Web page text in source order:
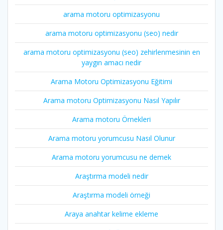
arama motoru optimizasyonu
arama motoru optimizasyonu (seo) nedir
arama motoru optimizasyonu (seo) zehirlenmesinin en
yaygın amacı nedir
Arama Motoru Optimizasyonu Eğitimi
Arama motoru Optimizasyonu Nasıl Yapılır
Arama motoru Örnekleri
Arama motoru yorumcusu Nasıl Olunur
Arama motoru yorumcusu ne demek
Araştırma modeli nedir
Araştırma modeli örneği
Araya anahtar kelime ekleme